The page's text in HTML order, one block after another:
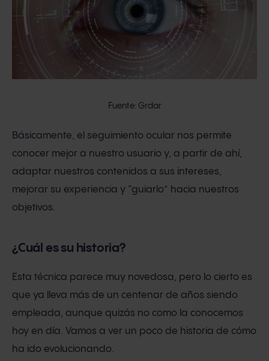
Fuente: Grdar
Básicamente, el seguimiento ocular nos permite
conocer mejor a nuestro usuario y, a partir de ahí,
adaptar nuestros contenidos a sus intereses,
mejorar su experiencia y “guiarlo” hacia nuestros
objetivos.
¿Cuál es su historia?
Esta técnica parece muy novedosa, pero lo cierto es
que ya lleva más de un centenar de años siendo
empleada, aunque quizás no como la conocemos
hoy en día. Vamos a ver un poco de historia de cómo
ha ido evolucionando.